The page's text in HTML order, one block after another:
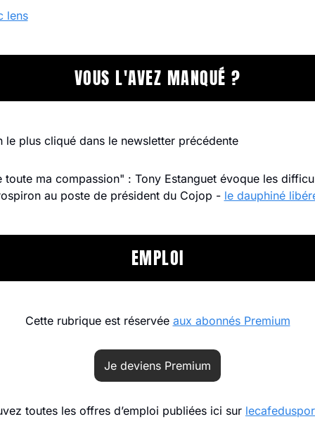
lens
VOUS L'AVEZ MANQUÉ ?
le plus cliqué dans le newsletter précédente
toute ma compassion" : Tony Estanguet évoque les
au poste de président du Cojop - le dauphiné
EMPLOI
Cette rubrique est réservée aux abonnés Premium
Je deviens Premium
toutes les offres d’emploi publiées ici sur